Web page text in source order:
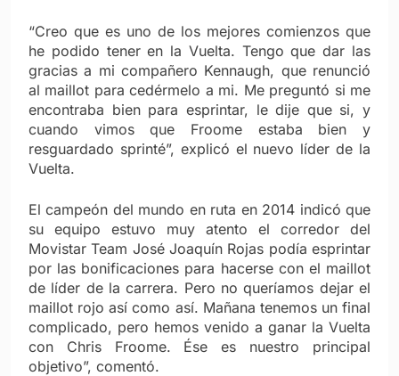
“Creo que es uno de los mejores comienzos que
he podido tener en la Vuelta. Tengo que dar las
gracias a mi compañero Kennaugh, que renunció
al maillot para cedérmelo a mi. Me preguntó si me
encontraba bien para esprintar, le dije que si, y
cuando vimos que Froome estaba bien y
resguardado sprinté”, explicó el nuevo líder de la
Vuelta.
El campeón del mundo en ruta en 2014 indicó que
su equipo estuvo muy atento el corredor del
Movistar Team José Joaquín Rojas podía esprintar
por las bonificaciones para hacerse con el maillot
de líder de la carrera. Pero no queríamos dejar el
maillot rojo así como así. Mañana tenemos un final
complicado, pero hemos venido a ganar la Vuelta
con Chris Froome. Ése es nuestro principal
objetivo”, comentó.